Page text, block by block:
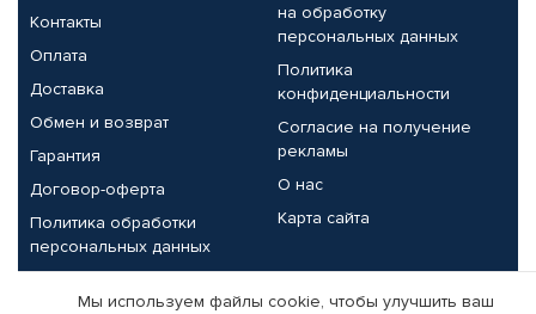
Контакты
Оплата
Доставка
Обмен и возврат
Гарантия
Договор-оферта
Политика обработки
персональных данных
на обработку
персональных данных
Политика
конфиденциальности
Согласие на получение
рекламы
О нас
Карта сайта
Партнерам
Мы используем файлы cookie, чтобы улучшить ваш